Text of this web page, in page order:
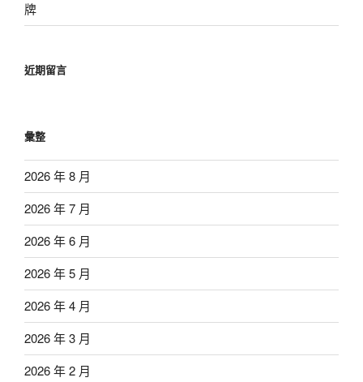
牌
近期留言
彙整
2026 年 8 月
2026 年 7 月
2026 年 6 月
2026 年 5 月
2026 年 4 月
2026 年 3 月
2026 年 2 月